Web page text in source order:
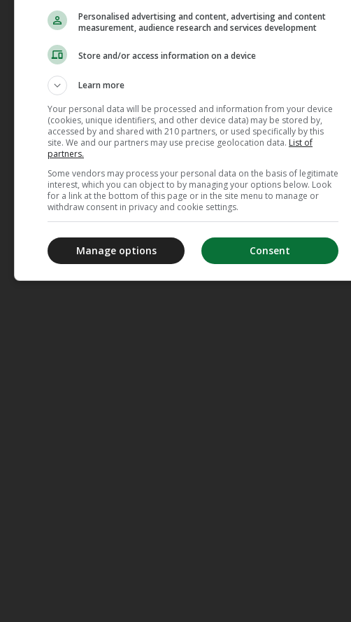
Personalised advertising and content, advertising and content
measurement, audience research and services development
Store and/or access information on a device
Learn more
Your personal data will be processed and information from your device
(cookies, unique identifiers, and other device data) may be stored by,
accessed by and shared with 210 partners, or used specifically by this
site. We and our partners may use precise geolocation data. List of
partners.
Some vendors may process your personal data on the basis of legitimate
interest, which you can object to by managing your options below. Look
for a link at the bottom of this page or in the site menu to manage or
withdraw consent in privacy and cookie settings.
Consent
Manage options